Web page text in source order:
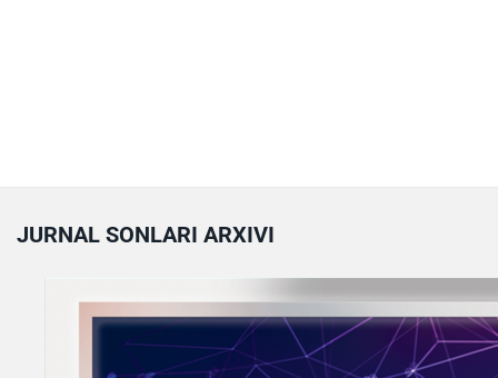
JURNAL SONLARI ARXIVI